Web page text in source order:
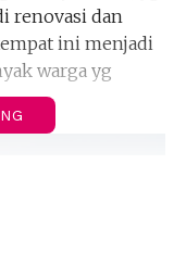
renovasi dan
ini menjadi
warga yg